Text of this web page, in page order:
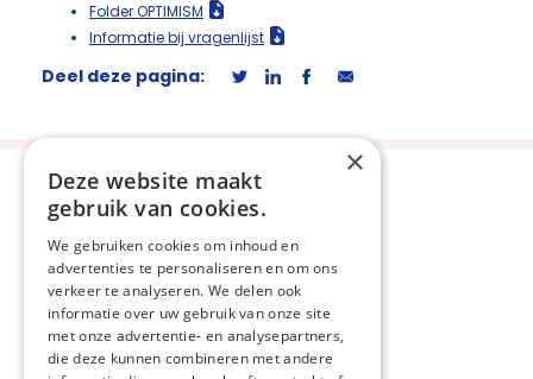
Folder OPTIMISM
Informatie bij vragenlijst
Deel deze pagina:
Privacyverklaring
Disclaimer
Cookieverklaring
Beveiligingskwetsbaarheid
×
Deze website maakt
gebruik van cookies.
We gebruiken cookies om inhoud en
advertenties te personaliseren en om ons
verkeer te analyseren. We delen ook
informatie over uw gebruik van onze site
met onze advertentie- en analysepartners,
die deze kunnen combineren met andere